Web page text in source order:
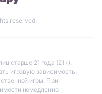
reserved.
старше 21 года (21+).
игровую зависимость.
игры. При
немедленно